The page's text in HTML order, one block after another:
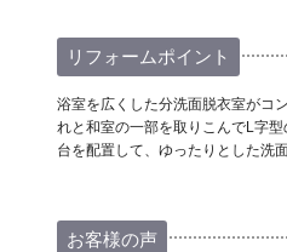
リフォームポイント
浴室を広くした分洗面脱衣室がコ
れと和室の一部を取りこんでL字
台を配置して、ゆったりとした洗
お客様の声